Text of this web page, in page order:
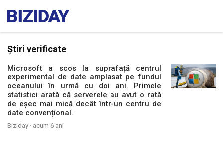
Știri verificate
Microsoft a scos la suprafață centrul
experimental de date amplasat pe fundul
oceanului în urmă cu doi ani. Primele
statistici arată că serverele au avut o rată
de eșec mai mică decât într-un centru de
date convențional.
Biziday · acum 6 ani